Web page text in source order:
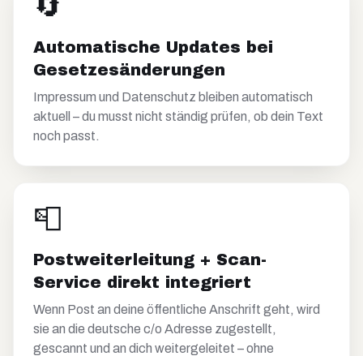
🔄
Automatische Updates bei
Gesetzesänderungen
Impressum und Datenschutz bleiben automatisch
aktuell – du musst nicht ständig prüfen, ob dein Text
noch passt.
📮
Postweiterleitung + Scan-
Service direkt integriert
Wenn Post an deine öffentliche Anschrift geht, wird
sie an die deutsche c/o Adresse zugestellt,
gescannt und an dich weitergeleitet – ohne